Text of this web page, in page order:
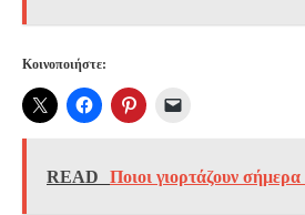
Κοινοποιήστε:
READ Ποιοι γιορτάζουν σήμερα